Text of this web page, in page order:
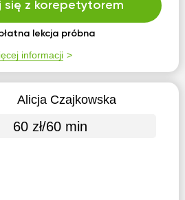
się z korepetytorem
lekcja próbna
informacji
Alicja Czajkowska
60 zł/60 min